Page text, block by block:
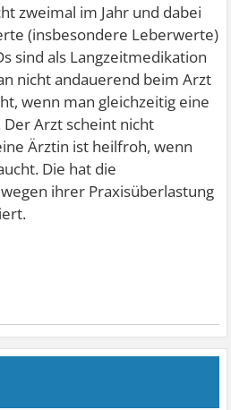
zweimal im Jahr und dabei
(insbesondere Leberwerte)
sind als Langzeitmedikation
nicht andauerend beim Arzt
wenn man gleichzeitig eine
Arzt scheint nicht
Ärztin ist heilfroh, wenn
Die hat die
ihrer Praxisüberlastung